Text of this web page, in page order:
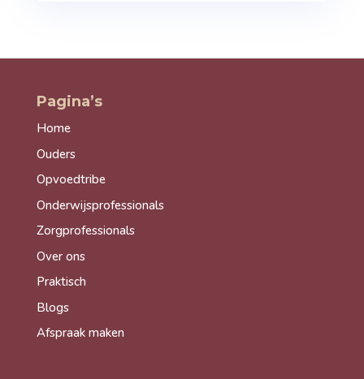
Pagina’s
Home
Ouders
Opvoedtribe
Onderwijsprofessionals
Zorgprofessionals
Over ons
Praktisch
Blogs
Afspraak maken